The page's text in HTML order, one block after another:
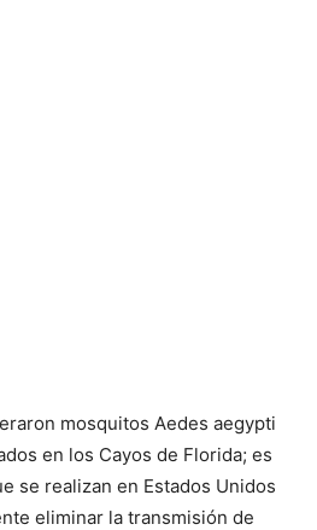
mosquitos Aedes aegypti
en los Cayos de Florida; es
se realizan en Estados Unidos
eliminar la transmisión de